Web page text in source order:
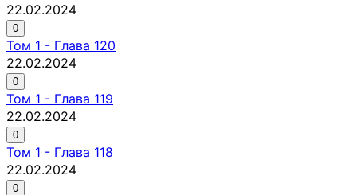
22.02.2024
0
Том 1 - Глава 120
22.02.2024
0
Том 1 - Глава 119
22.02.2024
0
Том 1 - Глава 118
22.02.2024
0